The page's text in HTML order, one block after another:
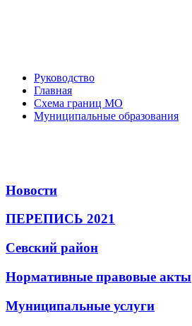
Руководство
Главная
Схема границ МО
Муниципальные образования
Новости
ПЕРЕПИСЬ 2021
Севский район
Нормативные правовые акты
Муниципальные услуги